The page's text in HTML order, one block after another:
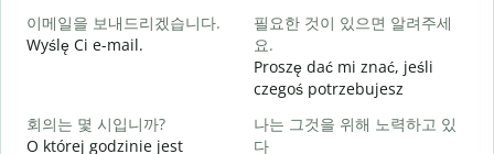
이메일을 보내드리겠습니다.
Wyślę Ci e-mail.
필요한 것이 있으면 알려주세
요.
Proszę dać mi znać, jeśli
czegoś potrzebujesz
회의는 몇 시입니까?
O której godzinie jest
나는 그것을 위해 노력하고 있
다